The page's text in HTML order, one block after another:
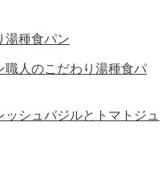
職人のこだわり湯種食パ
ッシュバジルとトマトジュ